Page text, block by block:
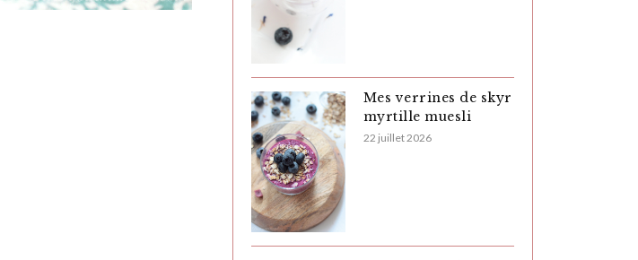
Mes verrines de skyr
myrtille muesli
22 juillet 2026